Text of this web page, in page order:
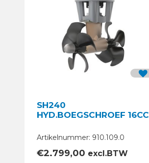
SH240
HYD.BOEGSCHROEF 16CC
Artikelnummer: 910.109.0
€2.799,00 excl.BTW